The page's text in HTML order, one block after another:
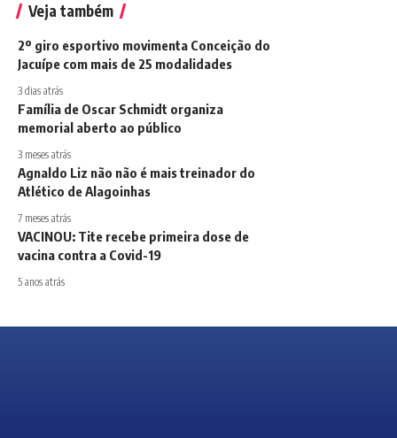
Veja também
2º giro esportivo movimenta Conceição do
Jacuípe com mais de 25 modalidades
3 dias atrás
Família de Oscar Schmidt organiza
memorial aberto ao público
3 meses atrás
Agnaldo Liz não não é mais treinador do
Atlético de Alagoinhas
7 meses atrás
VACINOU: Tite recebe primeira dose de
vacina contra a Covid-19
5 anos atrás